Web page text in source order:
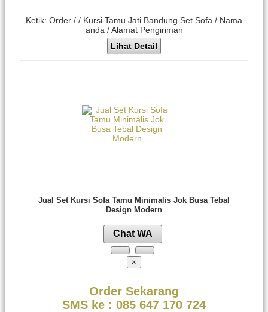
Ketik: Order / / Kursi Tamu Jati Bandung Set Sofa / Nama
anda / Alamat Pengiriman
Lihat Detail
Jual Set Kursi Sofa Tamu Minimalis Jok Busa Tebal
Design Modern
Chat WA
×
Order Sekarang
SMS ke : 085 647 170 724